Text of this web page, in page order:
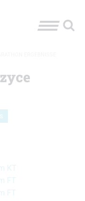
KT
FT
FT